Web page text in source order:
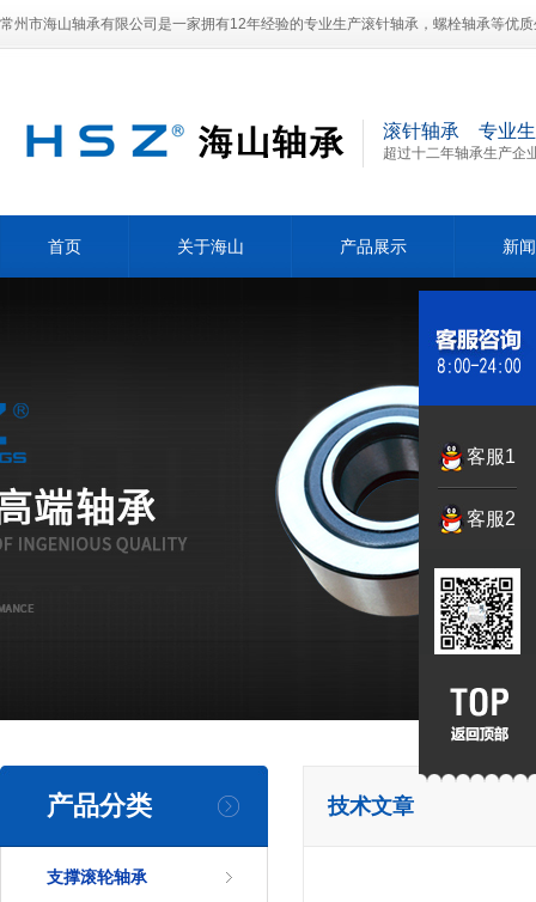
常州市海山轴承有限公司是一家拥有12年经验的专业生产滚针轴承，螺栓轴承等优
滚针轴承 专业
超过十二年轴承生产企
首页 关于海山 产品展示 新
产品分类
支撑滚轮轴承
技术文章
客服1
客服2